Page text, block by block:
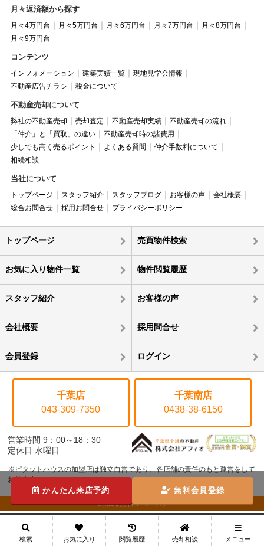
月々返済額から探す
月々4万円台 月々5万円台 月々6万円台 月々7万円台
月々8万円台
月々9万円台
コンテンツ
インフォメーション 建築実績一覧
現地見学会情報
不動産広告チラシ
税金について
不動産売却について
弊社の不動産売却 売却査定 不動産売却実績
不動産売却の流れ
「仲介」と「買取」の違い
不動産売却時の諸費用
少しでも高く売るポイント
よくある質問
仲介手数料について
相続相談
当社について
トップページ スタッフ紹介 スタッフブログ お客様の声
会社概要
総合お問合せ
採用お問合せ プライバシーポリシー
トップページ 売買物件検索
お気に入り物件一覧 物件閲覧履歴
スタッフ紹介 お客様の声
会社概要 採用問合せ
会員登録 ログイン
千葉店
043-309-7350
千葉南店
0438-38-6150
営業時間 9：00～18：30
定休日 水曜日
※ピタットハウスの加盟店は独立自営であり、各店舗の責任のもと運営をして
おります。
©株式会社アフィオ
かんたん来店予約 無料会員登録
検索 お気に入り 閲覧履歴 売却相談 メニュー